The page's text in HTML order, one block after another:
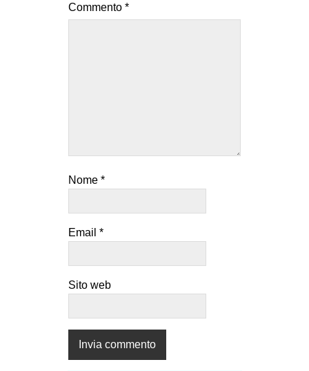
Commento *
Nome *
Email *
Sito web